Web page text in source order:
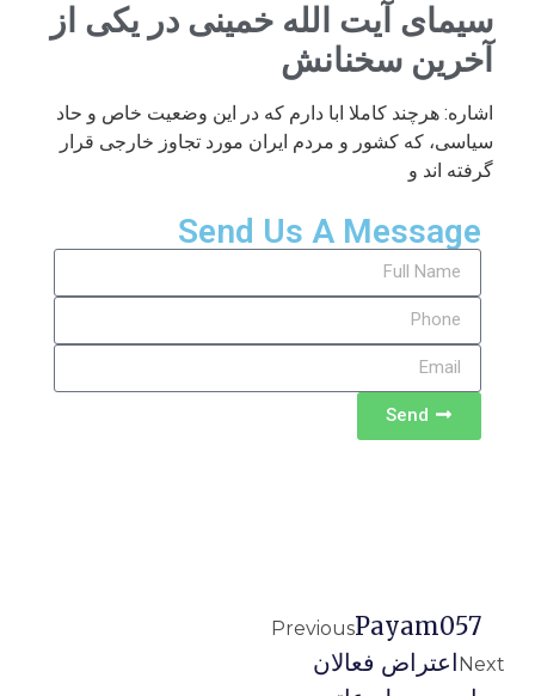
سیمای آیت الله خمینی در یکی از
آخرین سخنانش
اشاره: هرچند کاملا ابا دارم که در این وضعیت خاص و حاد
سیاسی، که کشور و مردم ایران مورد تجاوز خارجی قرار
گرفته اند و
Send Us A Message
Send
PreviousPayam057
Nextاعتراض فعالان